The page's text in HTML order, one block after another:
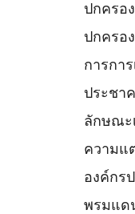
ปกครอ
ปกครอ
การกา
ประชา
ลักษณะ
ความแ
องค์กร
พรมแด